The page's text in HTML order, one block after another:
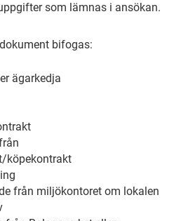
som lämnas i ansökan.
bifogas:
ägarkedja
köpekontrakt
från miljökontoret om lokalen